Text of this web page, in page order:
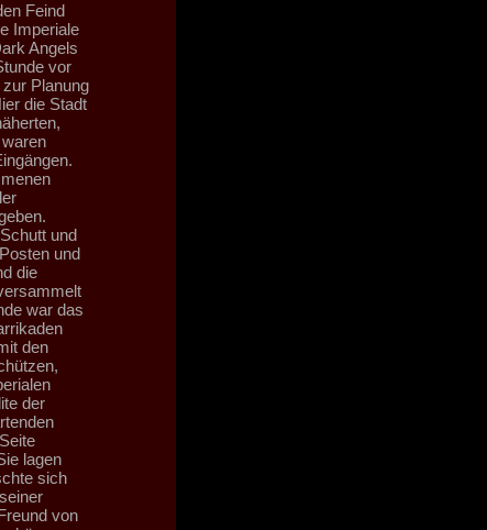
Feind
Imperiale
Angels
vor
Planung
die Stadt
und
und
die
war das
den
der
lagen
sich
von